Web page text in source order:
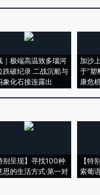
｜极端高温致多瑙河
跌破纪录 二战沉船与
象化石接连露出
加沙
于“塑
康危
别呈现】寻找100种
思的生活方式·第一对
【特
索葡